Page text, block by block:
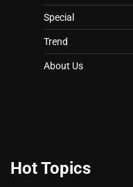
Special
Trend
About Us
Hot Topics